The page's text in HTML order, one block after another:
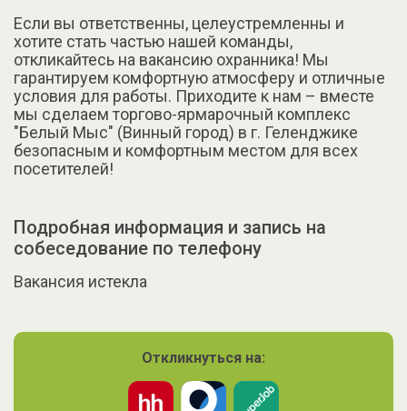
Если вы ответственны, целеустремленны и
хотите стать частью нашей команды,
откликайтесь на вакансию охранника! Мы
гарантируем комфортную атмосферу и отличные
условия для работы. Приходите к нам – вместе
мы сделаем торгово-ярмарочный комплекс
"Белый Мыс" (Винный город) в г. Геленджике
безопасным и комфортным местом для всех
посетителей!
Подробная информация и запись на
собеседование по телефону
Вакансия истекла
Откликнуться на: